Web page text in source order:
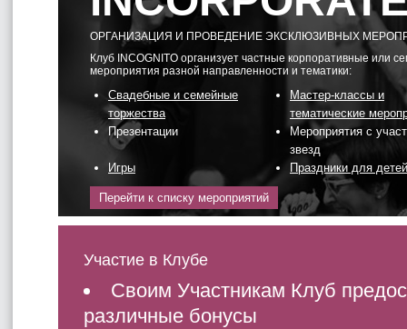
ОРГАНИЗАЦИЯ И ПРОВЕДЕНИЕ ЭКСКЛЮЗИВНЫХ
Клуб INCOGNITO организует частные корпоративные или
мероприятия разной направленности и тематики:
Свадебные и семейные
торжества
Мастер-классы и
тематические
Презентации
Мероприятия с
звезд
Игры
Праздники для детей
Перейти к списку мероприятий
Участие в Клубе
Своим Участникам Клуб
различные бонусы